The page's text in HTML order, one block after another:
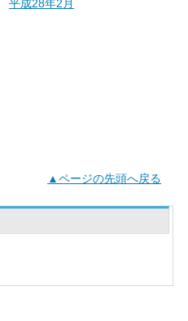
平成28年2月
▲ページの先頭へ戻る